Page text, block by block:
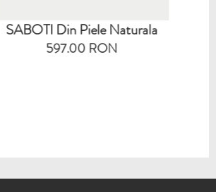
SABOTI Din Piele Naturala
597.00 RON